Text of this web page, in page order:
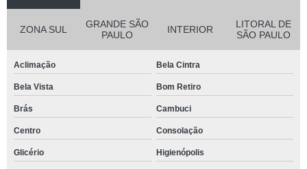
ZONA SUL
GRANDE SÃO
PAULO
INTERIOR
LITORAL DE
SÃO PAULO
Aclimação Bela Cintra
Bela Vista Bom Retiro
Brás Cambuci
Centro Consolação
Glicério Higienópolis